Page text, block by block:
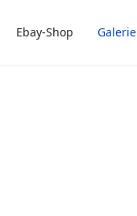
Ebay-Shop Galerie